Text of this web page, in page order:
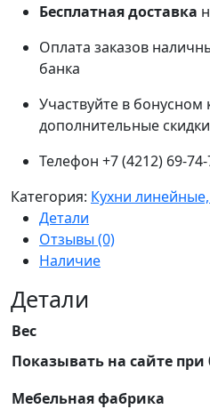
Бесплатная доставка
Оплата заказов
банка
Участвуйте в бонусном
дополнительные скидки
Телефон +7 (4212) 69-
Категория: Кухни
Детали
Отзывы (0)
Наличие
Детали
Вес
Показывать на сайте при
Мебельная фабрика